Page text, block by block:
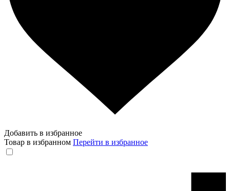
Добавить в избранное
Товар в избранном Перейти в избранное